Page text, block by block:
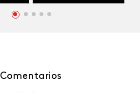
Comentarios